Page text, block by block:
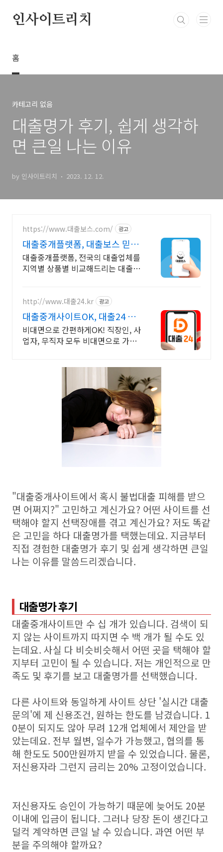
인사이트리치
홈
카테고리 없음
대출명가 후기, 쉽게 생각하
면 큰일 나는 이유
by 인사이트리치 2023. 12. 12.
https://www.대출보스.com/ 광고
대출중개플랫폼, 대출보스 믿을
수 있는 대출업체 찾기!
대출중개플랫폼, 전국의 대출업체를
지역별 상품별 비교해드리는 대출중
스에서 안전하게 알아보기!
http://www.대출24.kr 광고
대출중개사이트OK, 대출24 무
서류 No신용 대출가능!
비대면으로 간편하게OK! 직장인, 사
업자, 무직자 모두 비대면으로 가능
"대출중개사이트에서 혹시 불법대출 피해를 받으
면 어쩌지?" 고민하고 계신가요? 어떤 사이트를 선
택해야 할지 선택장애를 겪고 계신가요? 저도 똑같
은 고민을 하다 대출명가를 택했는데요. 지금부터
직접 경험한 대출명가 후기 및 쉽게 생각하면 큰일
나는 이유를 말씀드리겠습니다.
대출명가 후기
대출중개사이트만 수 십 개가 있습니다. 검색이 되
지 않는 사이트까지 따지면 수 백 개가 될 수도 있
는데요. 사실 다 비슷비슷해서 어떤 곳을 택해야 할
지부터 고민이 될 수 있습니다. 저는 개인적으로 만
족도 및 후기를 보고 대출명가를 선택했습니다.
다른 사이트와 동일하게 사이트 상단 '실시간 대출
문의'에 제 신용조건, 원하는 한도를 남겼습니다. 1
0분이 되지도 않아 무려 12개 업체에서 제안을 받
았는데요. 전부 월변, 일수가 가능했고, 협의를 통
해 한도도 500만원까지 받을 수 있었습니다. 물론,
저신용자라 그런지 금리는 20% 고정이었습니다.
저신용자도 승인이 가능하기 때문에 늦어도 20분
이내에 입금이 됩니다. 그러나 당장 돈이 생긴다고
덜컥 계약하면 큰일 날 수 있습니다. 과연 어떤 부
분을 주의해야 할까요?